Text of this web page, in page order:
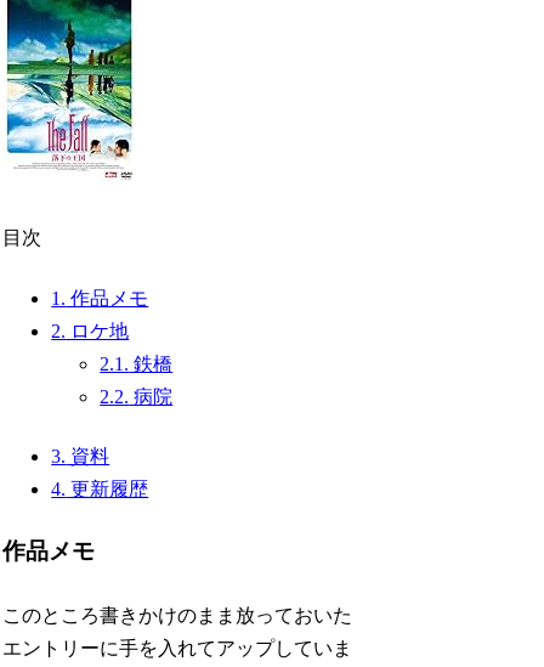
目次
1. 作品メモ
2. ロケ地
2.1. 鉄橋
2.2. 病院
3. 資料
4. 更新履歴
作品メモ
このところ書きかけのまま放っておいた
エントリーに手を入れてアップしていま